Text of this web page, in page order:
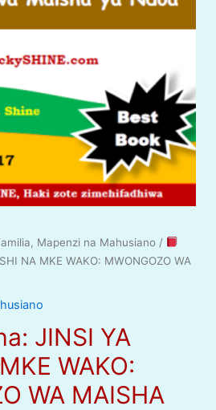
Mapenzi na Mahusiano /
NA MKE WAKO: MWONGOZO WA
JINSI YA
WAKO:
WA MAISHA